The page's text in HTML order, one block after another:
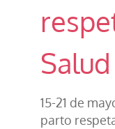
Salud
15-21 de
parto